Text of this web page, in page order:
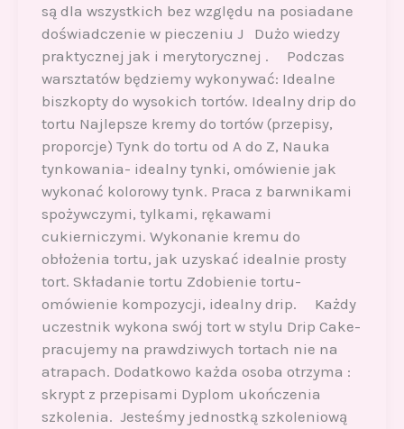
są dla wszystkich bez względu na posiadane
doświadczenie w pieczeniu J Dużo wiedzy
praktycznej jak i merytorycznej . Podczas
warsztatów będziemy wykonywać: Idealne
biszkopty do wysokich tortów. Idealny drip do
tortu Najlepsze kremy do tortów (przepisy,
proporcje) Tynk do tortu od A do Z, Nauka
tynkowania- idealny tynki, omówienie jak
wykonać kolorowy tynk. Praca z barwnikami
spożywczymi, tylkami, rękawami
cukierniczymi. Wykonanie kremu do
obłożenia tortu, jak uzyskać idealnie prosty
tort. Składanie tortu Zdobienie tortu-
omówienie kompozycji, idealny drip. Każdy
uczestnik wykona swój tort w stylu Drip Cake-
pracujemy na prawdziwych tortach nie na
atrapach. Dodatkowo każda osoba otrzyma :
skrypt z przepisami Dyplom ukończenia
szkolenia. Jesteśmy jednostką szkoleniową